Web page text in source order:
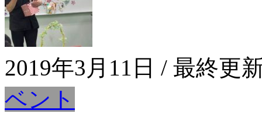
2019年3月11日 / 最終更
ベント